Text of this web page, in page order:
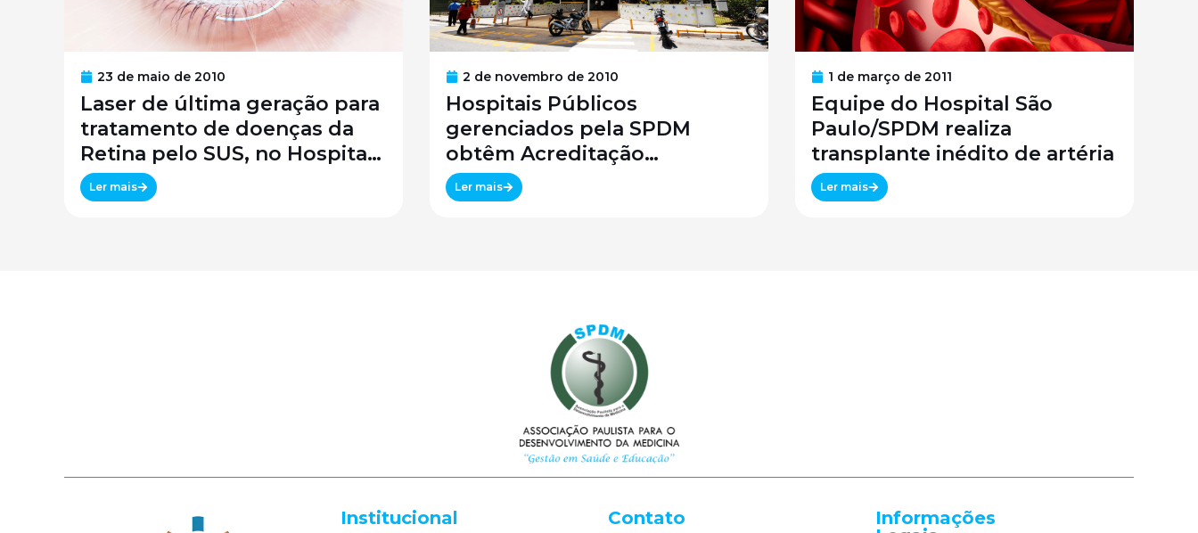
23 de maio de 2010
Laser de última geração para
tratamento de doenças da
Retina pelo SUS, no Hospital
São Paulo / SPDM / UNIFESP
Ler mais
2 de novembro de 2010
Hospitais Públicos
gerenciados pela SPDM
obtêm Acreditação
Canadense
Ler mais
1 de março de 2011
Equipe do Hospital São
Paulo/SPDM realiza
transplante inédito de artéria
Ler mais
Institucional Contato
Informações